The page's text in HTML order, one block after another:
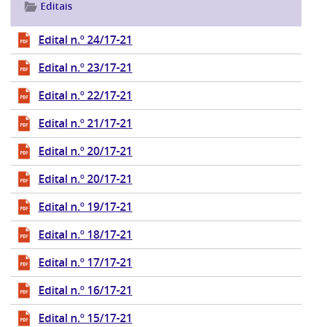
Editais
Edital n.º 24/17-21
Edital n.º 23/17-21
Edital n.º 22/17-21
Edital n.º 21/17-21
Edital n.º 20/17-21
Edital n.º 20/17-21
Edital n.º 19/17-21
Edital n.º 18/17-21
Edital n.º 17/17-21
Edital n.º 16/17-21
Edital n.º 15/17-21